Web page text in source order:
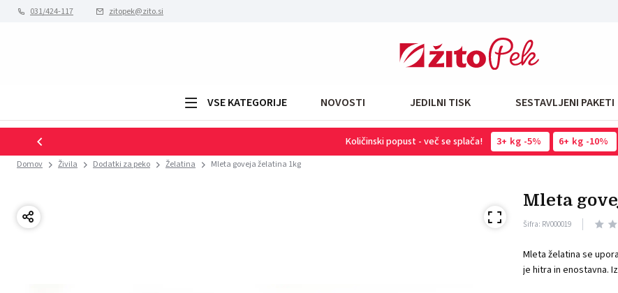
031/424-117 zitopek@zito.si
VSE KATEGORIJE NOVOSTI JEDILNI TISK SESTAVLJENI PAKETI
Količinski popust - več se splača! 3 kg -5% 6 kg -10%
Domov Živila Dodatki za peko Želatina Mleta goveja želatina 1kg
mleta
Šifra: RV000019
Mleta želatina se
je hitra in enostavna.